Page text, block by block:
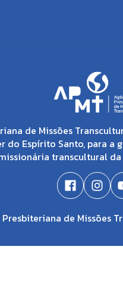
de Missões
do Espírito Santo, para
transcultural
de Missões